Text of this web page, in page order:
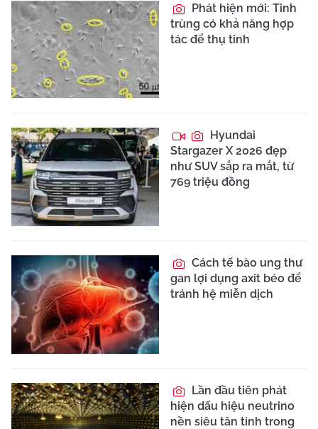
Phát hiện mới: Tinh
trùng có khả năng hợp
tác để thụ tinh
Hyundai
Stargazer X 2026 đẹp
như SUV sắp ra mắt, từ
769 triệu đồng
Cách tế bào ung thư
gan lợi dụng axit béo để
tránh hệ miễn dịch
Lần đầu tiên phát
hiện dấu hiệu neutrino
nền siêu tân tinh trong